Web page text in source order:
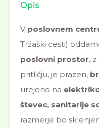
Opis
V poslovnem
Tržaški cesti)
poslovni prostor,
pritličju, je prazen,
urejeno na
števec, sanitarije
razmerje bo